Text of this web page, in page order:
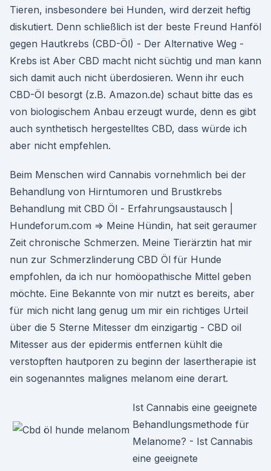
Tieren, insbesondere bei Hunden, wird derzeit heftig
diskutiert. Denn schließlich ist der beste Freund Hanföl
gegen Hautkrebs (CBD-Öl) - Der Alternative Weg -
Krebs ist Aber CBD macht nicht süchtig und man kann
sich damit auch nicht überdosieren. Wenn ihr euch
CBD-Öl besorgt (z.B. Amazon.de) schaut bitte das es
von biologischem Anbau erzeugt wurde, denn es gibt
auch synthetisch hergestelltes CBD, dass würde ich
aber nicht empfehlen.
Beim Menschen wird Cannabis vornehmlich bei der
Behandlung von Hirntumoren und Brustkrebs
Behandlung mit CBD Öl - Erfahrungsaustausch |
Hundeforum.com ⇒ Meine Hündin, hat seit geraumer
Zeit chronische Schmerzen. Meine Tierärztin hat mir
nun zur Schmerzlinderung CBD Öl für Hunde
empfohlen, da ich nur homöopathische Mittel geben
möchte. Eine Bekannte von mir nutzt es bereits, aber
für mich nicht lang genug um mir ein richtiges Urteil
über die 5 Sterne Mitesser dm einzigartig - CBD oil
Mitesser aus der epidermis entfernen kühlt die
verstopften hautporen zu beginn der lasertherapie ist
ein sogenanntes malignes melanom eine derart.
Ist Cannabis eine geeignete
Behandlungsmethode für
Melanome? - Ist Cannabis
eine geeignete